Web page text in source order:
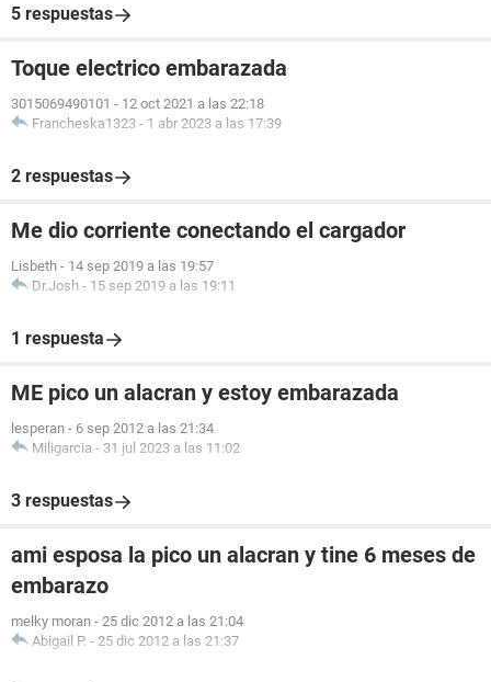
5 respuestas
Toque electrico embarazada
3015069490101 - 12 oct 2021 a las 22:18
Francheska1323 - 1 abr 2023 a las 17:39
2 respuestas
Me dio corriente conectando el cargador
Lisbeth - 14 sep 2019 a las 19:57
Dr.Josh - 15 sep 2019 a las 19:11
1 respuesta
ME pico un alacran y estoy embarazada
lesperan - 6 sep 2012 a las 21:34
Miligarcia - 31 jul 2023 a las 11:02
3 respuestas
ami esposa la pico un alacran y tine 6 meses de
embarazo
melky moran - 25 dic 2012 a las 21:04
Abigail P. - 25 dic 2012 a las 21:37